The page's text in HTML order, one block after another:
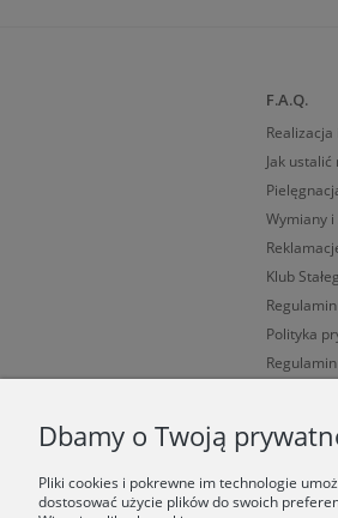
F.A.Q.
Jak
Wymiany
Klub
Regulamin
Polityka
Dbamy o Twoją
Pliki cookies i pokrewne im technologie
dostosować użycie plików do swoich